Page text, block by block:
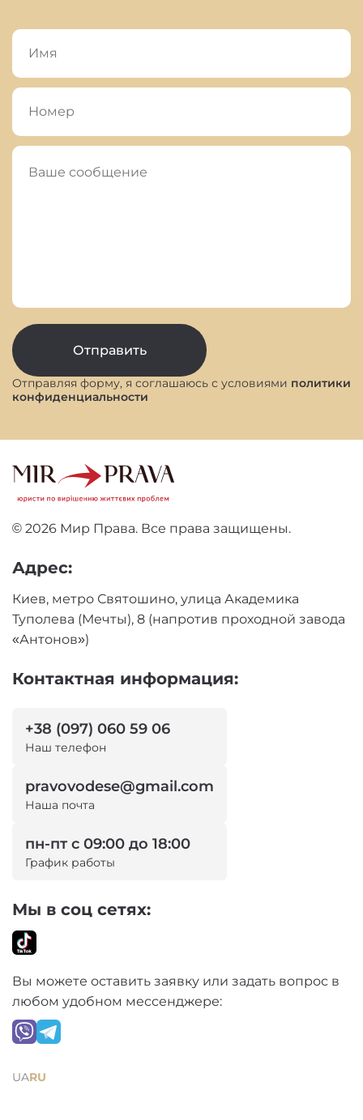
Отправляя форму, я соглашаюсь с условиями политики
конфиденциальности
© 2026 Мир Права. Все права защищены.
Адрес:
Киев, метро Святошино, улица Академика
Туполева (Мечты), 8 (напротив проходной завода
«Антонов»)
Контактная информация:
+38 (097) 060 59 06
Наш телефон
pravovodese@gmail.com
Наша почта
пн-пт с 09:00 до 18:00
График работы
Мы в соц сетях:
Вы можете оставить заявку или задать вопрос в
любом удобном мессенджере:
UARU